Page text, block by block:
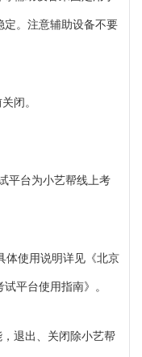
定。注意辅助设备不要
闭。
平台为小艺帮线上考
体使用说明详见《北京
平台使用指南》。
退出、关闭除小艺帮